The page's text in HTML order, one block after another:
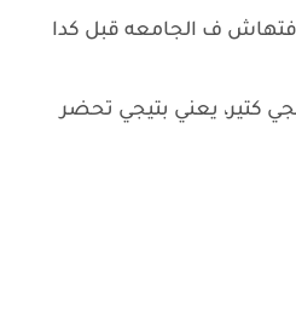
ف الجامعه قبل كدا
كتير، يعني بتيجي تحضر